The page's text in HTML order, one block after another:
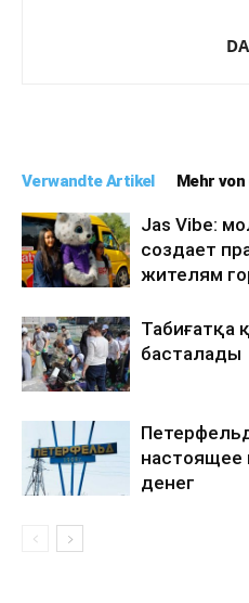
Verwandte Artikel Mehr
Jas Vibe:
создает
жителям
Табиғатқа
басталады
настоящее
денег